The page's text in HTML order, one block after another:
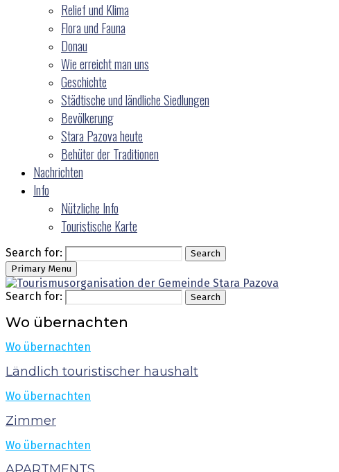
Relief und Klima
Flora und Fauna
Donau
Wie erreicht man uns
Geschichte
Städtische und ländliche Siedlungen
Bevölkerung
Stara Pazova heute
Behüter der Traditionen
Nachrichten
Info
Nützliche Info
Touristische Karte
Search for:
Search
Primary Menu
Search for: Search
Wo übernachten
Wo übernachten
Ländlich touristischer haushalt
Wo übernachten
Zimmer
Wo übernachten